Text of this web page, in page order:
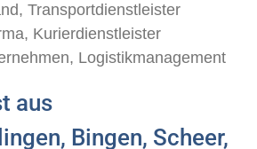
Transportdienstleister
Kurierdienstleister
Logistikmanagement
aus
Bingen, Scheer,